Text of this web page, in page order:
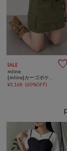
SALE 
mline
¥3,168 (60%OFF)